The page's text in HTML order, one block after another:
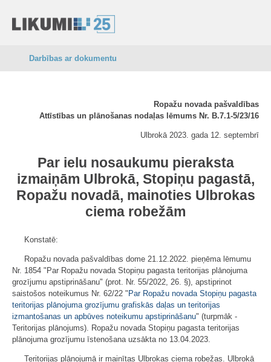
Darbības ar dokumentu
Ropažu novada pašvaldības
Attīstības un plānošanas nodaļas lēmums Nr. B.7.1-5/23/16
Ulbrokā 2023. gada 12. septembrī
Par ielu nosaukumu pieraksta
izmaiņām Ulbrokā, Stopiņu pagastā,
Ropažu novadā, mainoties Ulbrokas
ciema robežām
Konstatē:
Ropažu novada pašvaldības dome 21.12.2022. pieņēma lēmumu
Nr. 1854 "Par Ropažu novada Stopiņu pagasta teritorijas plānojuma
grozījumu apstiprināšanu" (prot. Nr. 55/2022, 26. §), apstiprinot
saistošos noteikumus Nr. 62/22 " Par Ropažu novada Stopiņu pagasta
teritorijas plānojuma grozījumu grafiskās daļas un teritorijas
izmantošanas un apbūves noteikumu apstiprināšanu" (turpmāk -
Teritorijas plānojums). Ropažu novada Stopiņu pagasta teritorijas
plānojuma grozījumu īstenošana uzsākta no 13.04.2023.
Teritorijas plānojumā ir mainītas Ulbrokas ciema robežas. Ulbrokā